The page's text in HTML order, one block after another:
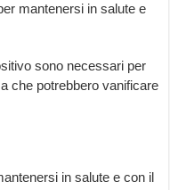
mantenersi in salute e
sono necessari per
che potrebbero vanificare
in salute e con il